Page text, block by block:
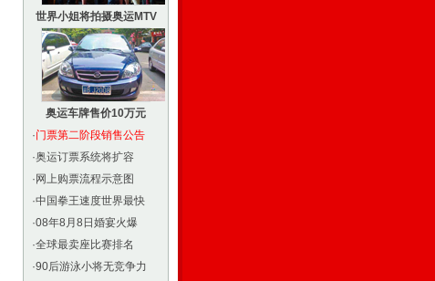
世界小姐将拍摄奥运MTV
奥运车牌售价10万元
·门票第二阶段销售公告
·奥运订票系统将扩容
· 网上购票流程示意图
·中国拳王速度世界最快
·08年8月8日婚宴火爆
·全球最卖座比赛排名
·90后游泳小将无竞争力